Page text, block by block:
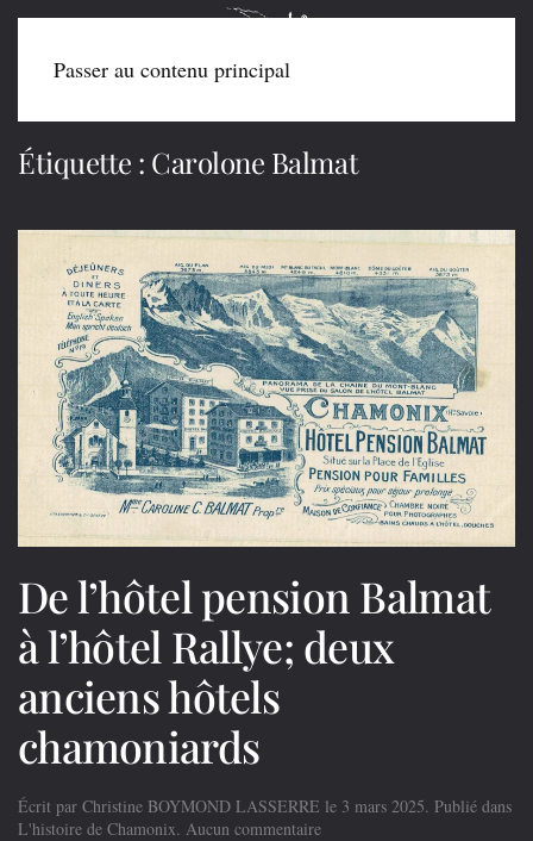
Passer au contenu principal
Étiquette : Carolone Balmat
De l’hôtel pension Balmat
à l’hôtel Rallye; deux
anciens hôtels
chamoniards
Écrit par Christine BOYMOND LASSERRE le 3 mars 2025. Publié dans
L'histoire de Chamonix. Aucun commentairesur